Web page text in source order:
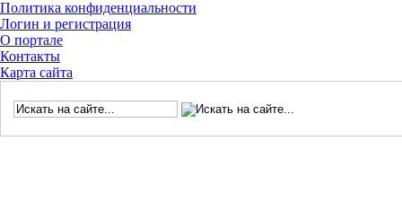
Политика конфиденциальности
Логин и регистрация
О портале
Контакты
Карта сайта